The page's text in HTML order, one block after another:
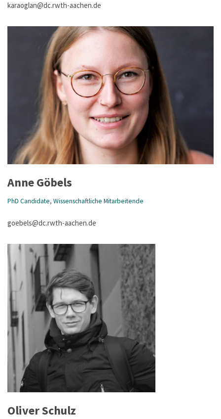
karaoglan@dc.rwth-aachen.de
Anne Göbels
PhD Candidate, Wissenschaftliche Mitarbeitende
goebels@dc.rwth-aachen.de
Oliver Schulz